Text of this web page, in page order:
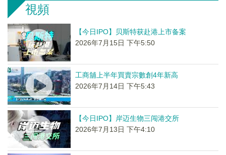
視頻
【今日IPO】贝斯特获赴港上市备案
2026年7月15日 下午5:50
工商舖上半年買賣宗數創4年新高
2026年7月14日 下午5:43
【今日IPO】岸迈生物三闯港交所
2026年7月13日 下午4:10